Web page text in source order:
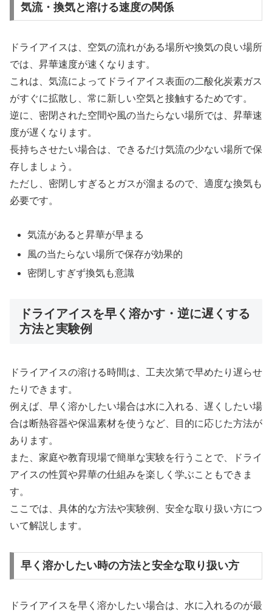
気流・換気と溶ける速度の関係
ドライアイスは、空気の流れがある場所や換気の良い場所
では、昇華速度が速くなります。
これは、気流によってドライアイス表面の二酸化炭素ガス
がすぐに拡散し、常に新しい空気と接触するためです。
逆に、密閉された空間や風の当たらない場所では、昇華速
度が遅くなります。
長持ちさせたい場合は、できるだけ気流の少ない場所で保
存しましょう。
ただし、密閉しすぎるとガスが溜まるので、適度な換気も
必要です。
気流があると昇華が早まる
風の当たらない場所で保存が効果的
密閉しすぎず換気も意識
ドライアイスを早く溶かす・逆に遅くする
方法と実験例
ドライアイスの溶ける時間は、工夫次第で早めたり遅らせ
たりできます。
例えば、早く溶かしたい場合は水に入れる、遅くしたい場
合は断熱容器や保温素材を使うなど、目的に応じた方法が
あります。
また、家庭や教育現場で簡単な実験を行うことで、ドライ
アイスの性質や昇華の仕組みを楽しく学ぶこともできま
す。
ここでは、具体的な方法や実験例、安全な取り扱い方につ
いて解説します。
早く溶かしたい時の方法と安全な取り扱い方
ドライアイスを早く溶かしたい場合は、水に入れるのが最